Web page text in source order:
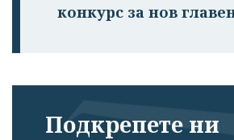
конкурс за нов
Подкрепете ни